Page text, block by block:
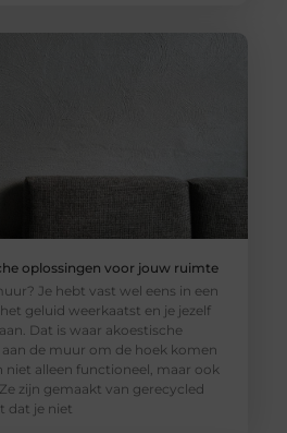
oplossingen voor jouw ruimte
Je hebt vast wel eens in een
geluid weerkaatst en je jezelf
Dat is waar akoestische
de muur om de hoek komen
niet alleen functioneel, maar ook
zijn gemaakt van gerecycled
dat je niet